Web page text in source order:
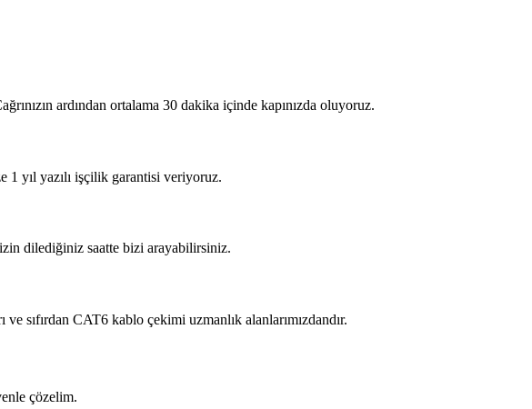
ardından ortalama 30 dakika içinde kapınızda oluyoruz.
1 yıl yazılı işçilik garantisi veriyoruz.
dilediğiniz saatte bizi arayabilirsiniz.
sıfırdan CAT6 kablo çekimi uzmanlık alanlarımızdandır.
çözelim.